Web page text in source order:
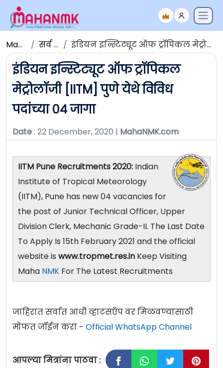
Maha NMK सर्व जाहिराती इंडियन इन्स्टिट्यूट ऑफ ट्रॉपिकल मेट्रोलॉजी [IITM] पुणे येथे विविध पदांच्या ०४ जागा
इंडियन इन्स्टिट्यूट ऑफ ट्रॉपिकल
मेट्रोलॉजी [IITM] पुणे येथे विविध
पदांच्या ०४ जागा
Date: 22 December, 2020 | MahaNMK.com
IITM Pune Recruitments 2020: Indian
Institute of Tropical Meteorology
(IITM), Pune has new 04 vacancies for
the post of Junior Technical Officer, Upper
Division Clerk, Mechanic Grade-II. The Last Date
To Apply Is 15th February 2021 and the official
website is www.tropmet.res.in Keep Visiting
Maha NMK For The Latest Recruitments
जाहिरात सर्वात आधी व्हाटसऍप वर मिळवण्यासाठी
मोफत जॉईन करा - Official WhatsApp Channel
आपल्या मित्रांना पाठवा :